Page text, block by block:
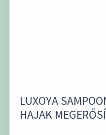
LUXOYA
HAJAK